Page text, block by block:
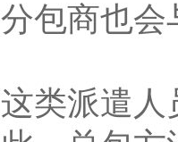
分包商也会
这类派遣人